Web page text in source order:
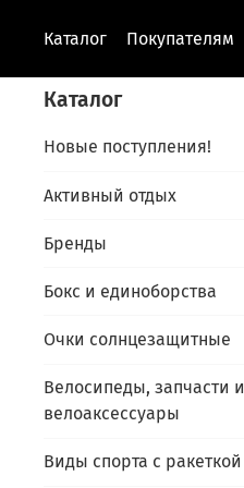
Каталог Покупателям
Каталог
Новые поступления!
Активный отдых
Бренды
Бокс и единоборства
Очки солнцезащитные
Велосипеды, запчасти и
велоаксессуары
Виды спорта с ракеткой